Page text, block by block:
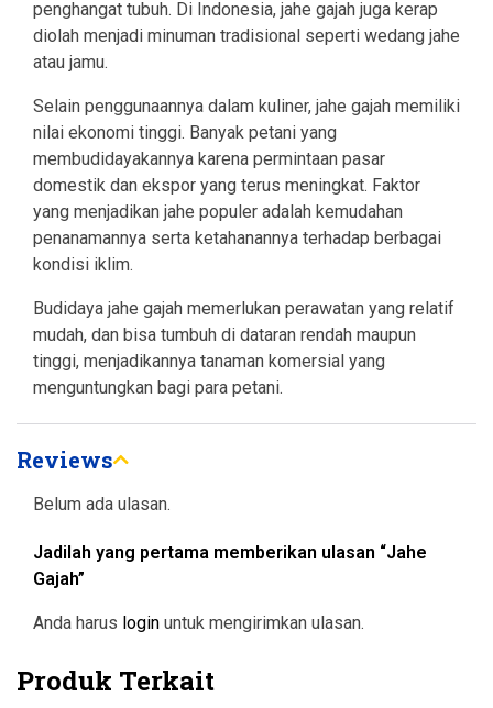
penghangat tubuh. Di Indonesia, jahe gajah juga kerap
diolah menjadi minuman tradisional seperti wedang jahe
atau jamu.
Selain penggunaannya dalam kuliner, jahe gajah memiliki
nilai ekonomi tinggi. Banyak petani yang
membudidayakannya karena permintaan pasar
domestik dan ekspor yang terus meningkat. Faktor
yang menjadikan jahe populer adalah kemudahan
penanamannya serta ketahanannya terhadap berbagai
kondisi iklim.
Budidaya jahe gajah memerlukan perawatan yang relatif
mudah, dan bisa tumbuh di dataran rendah maupun
tinggi, menjadikannya tanaman komersial yang
menguntungkan bagi para petani.
Reviews
Belum ada ulasan.
Jadilah yang pertama memberikan ulasan “Jahe
Gajah”
Anda harus login untuk mengirimkan ulasan.
Produk Terkait